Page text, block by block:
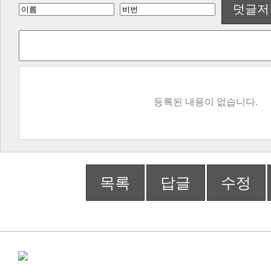
덧글
등록된 내용이 없습니다.
목록 답글 수정